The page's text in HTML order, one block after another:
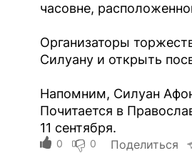
часовне,
Организаторы
Силуану и открыть
Напомним, Силуан
Почитается в
11 сентября.
0 0 Поделиться